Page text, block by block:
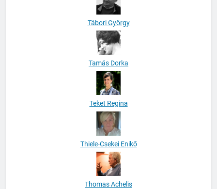
Tábori György
Tamás Dorka
Teket Regina
Thiele-Csekei Enikő
Thomas Achelis